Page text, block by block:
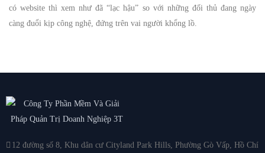
có website thì xem như đã “lạc hậu” so với những đối thủ đang ngày
càng đuổi kịp công nghệ, đứng trên vai người khổng lồ.
12 đường số 8, Khu dân cư Cityland Park Hills, Phường Gò Vấp, Hồ Chí